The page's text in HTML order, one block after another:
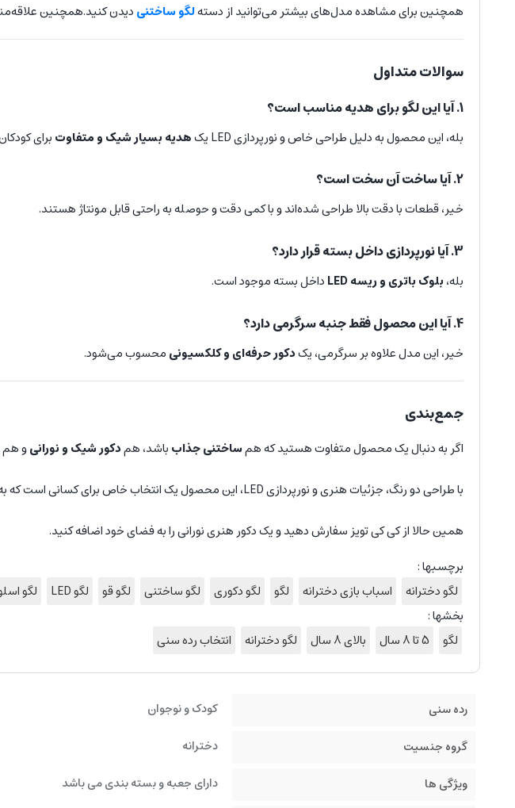
همچنین برای مشاهده مدل‌های بیشتر می‌توانید از دستهلگو ساختنی دیدن کنید.همچنین
سوالات متداول
1. آیا این لگو برای هدیه مناسب است؟
بله، این محصول به دلیل طراحی خاص و نورپردازی LED یک هدیه بسیار شیک و متفاوتبرای
2. آیا ساخت آن سخت است؟
خیر، قطعات با دقت بالا طراحی شده‌اند و با کمی دقت و حوصله به راحتی قابل مونتاژ هستند.
3. آیا نورپردازی داخل بسته قرار دارد؟
بله،بلوک باتری و ریسه LED داخل بسته موجود است.
4. آیا این محصول فقط جنبه سرگرمی دارد؟
خیر، این مدل علاوه بر سرگرمی، یکدکور حرفه‌ای و کلکسیونی محسوب می‌شود.
جمع‌بندی
اگر به دنبال یک محصول متفاوت هستید که همساختنی جذاب باشد، همدکور شیک و نورانیو
با طراحی دو رنگ، جزئیات هنری و نورپردازی LED، این محصول یک انتخاب خاص برای کسانی است که به زیبایی و خلاقیت اهمیت می‌دهند.
همین حالا از کی کی تویز سفارش دهید و یک دکور هنری نورانی را به فضای خود اضافه کنید.
برچسبها :
لگو دخترانه
اسباب بازی دخترانه لگو لگو دکوری لگو ساختنی لگو قو لگو LED
لگو
بخشها :
لگو
5 تا 8 سال بالای 8 سال لگو دخترانه انتخاب رده سنی
رده سنی
کودک و نوجوان
گروه جنسیت
دخترانه
ویژگی ها
دارای جعبه و بسته بندی می باشد